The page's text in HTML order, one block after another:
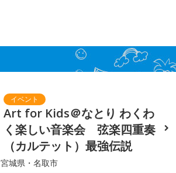
Art for Kids＠なとり わくわ
く楽しい音楽会 弦楽四重奏
（カルテット）最強伝説
宮城県・名取市